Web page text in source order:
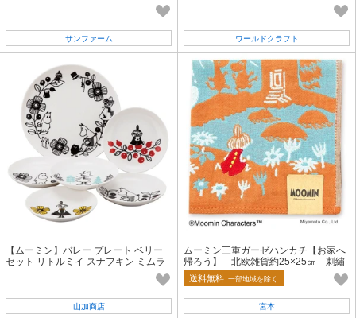
サンファーム ワールドクラフト
【ムーミン】バレー プレート ベリー
セット リトルミイ スナフキン ミムラ
山加商店
ムーミン三重ガーゼハンカチ【お家へ
帰ろう】 北欧雑貨約25×25㎝ 刺繡
ハンカチ
送料無料 一部地域を除く
宮本